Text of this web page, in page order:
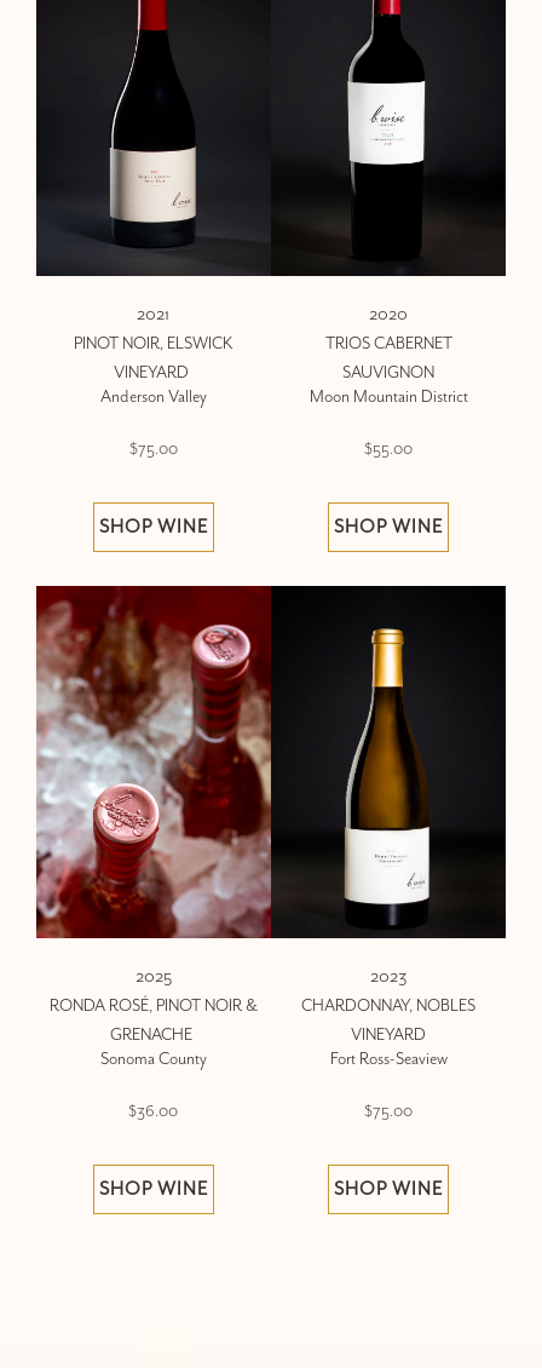
2021
PINOT NOIR, ELSWICK
VINEYARD
Anderson Valley
$75.00
SHOP WINE
2020
TRIOS CABERNET
SAUVIGNON
Moon Mountain District
$55.00
SHOP WINE
2025
RONDA ROSÉ, PINOT NOIR &
GRENACHE
Sonoma County
$36.00
SHOP WINE
2023
CHARDONNAY, NOBLES
VINEYARD
Fort Ross-Seaview
$75.00
SHOP WINE